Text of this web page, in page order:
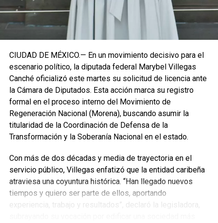
Fuente: 5to Poder Agencia de Noticias
Recibe las noticias al instante
CIUDAD DE MÉXICO.— En un movimiento decisivo para el
escenario político, la diputada federal Marybel Villegas
Canché oficializó este martes su solicitud de licencia ante
la Cámara de Diputados. Esta acción marca su registro
formal en el proceso interno del Movimiento de
Regeneración Nacional (Morena), buscando asumir la
titularidad de la Coordinación de Defensa de la
Transformación y la Soberanía Nacional en el estado.
Con más de dos décadas y media de trayectoria en el
servicio público, Villegas enfatizó que la entidad caribeña
atraviesa una coyuntura histórica. “Han llegado nuevos
tiempos y quiero ser parte de ellos, aportando
experiencia, trabajo y resultados”, declaró la legisladora,